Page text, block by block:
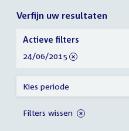
Verfijn uw resultaten
Verfijn
uw
resultaten
Actieve filters
verwijder
24/06/2015
Kies periode
Filters wissen